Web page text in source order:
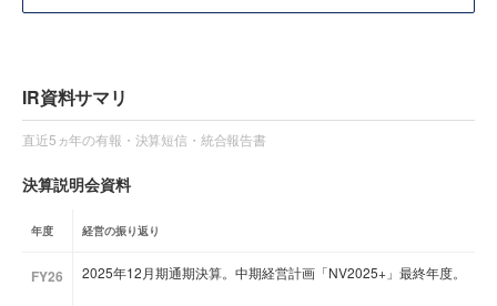
IR資料サマリ
直近5ヵ年の有報・決算短信・統合報告書
決算説明会資料
年度 経営の振り返り
FY26 2025年12月期通期決算。中期経営計画「NV2025+」最終年度。